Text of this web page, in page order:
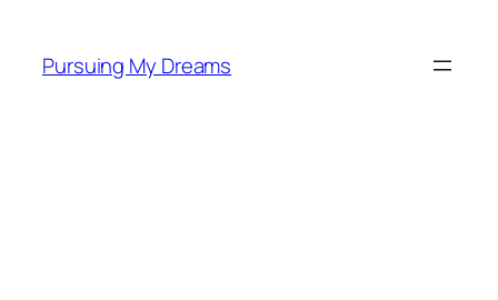
content
Pursuing My Dreams